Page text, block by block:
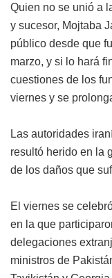
Quien no se unió a
y sucesor, Mojtaba
público desde que
marzo, y si lo hará
cuestiones de los
viernes y se
Las autoridades
resultó herido en la
de los daños que
El viernes se
en la que
delegaciones
ministros de